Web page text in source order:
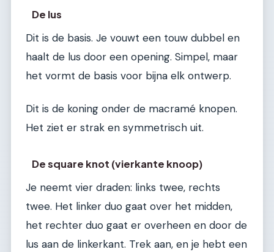
De lus
Dit is de basis. Je vouwt een touw dubbel en
haalt de lus door een opening. Simpel, maar
het vormt de basis voor bijna elk ontwerp.
Dit is de koning onder de macramé knopen.
Het ziet er strak en symmetrisch uit.
De square knot (vierkante knoop)
Je neemt vier draden: links twee, rechts
twee. Het linker duo gaat over het midden,
het rechter duo gaat er overheen en door de
lus aan de linkerkant. Trek aan, en je hebt een